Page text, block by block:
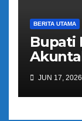
BERITA UTAMA
Bupati
JUN 17, 2026